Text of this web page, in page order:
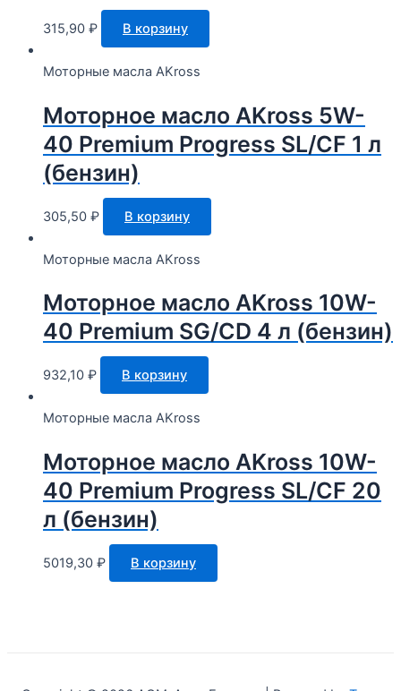
315,90 ₽ В корзину
Моторные масла AKross
Моторное масло AKross 5W-
40 Premium Progress SL/CF 1 л
(бензин)
305,50 ₽ В корзину
Моторные масла AKross
Моторное масло AKross 10W-
40 Premium SG/CD 4 л (бензин)
932,10 ₽ В корзину
Моторные масла AKross
Моторное масло AKross 10W-
40 Premium Progress SL/CF 20
л (бензин)
5019,30 ₽ В корзину